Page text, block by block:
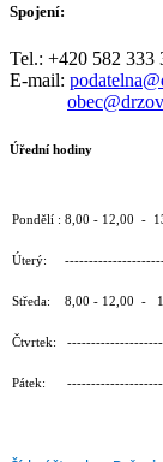
Spojení:
Tel.: +420 582 333
E-mail:
Úřední hodiny
Pondělí : 8,00 - 12,00 -
Úterý:
Středa: 8,00 - 12,00 -
Čtvrtek:
Pátek: